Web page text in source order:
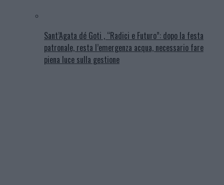
Sant’Agata dé Goti , “Radici e Futuro”: dopo la festa
patronale, resta l’emergenza acqua, necessario fare
piena luce sulla gestione